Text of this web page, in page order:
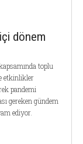
dönem
toplu
etkinlikler
pandemi
gereken gündem
ediyor.